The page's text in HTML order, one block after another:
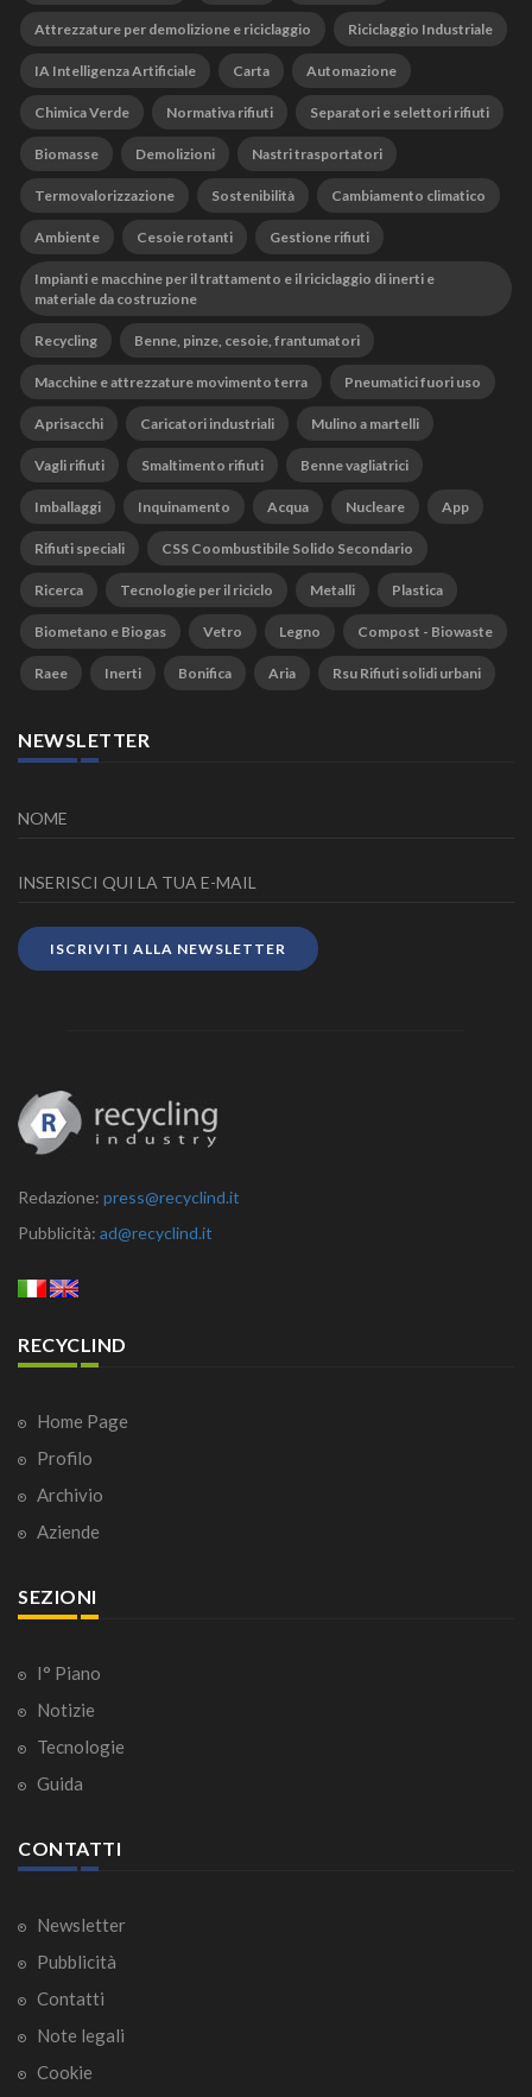
Attrezzature per demolizione e riciclaggio Riciclaggio Industriale
IA Intelligenza Artificiale Carta Automazione
Chimica Verde Normativa rifiuti Separatori e selettori rifiuti
Biomasse Demolizioni Nastri trasportatori
Termovalorizzazione Sostenibilità Cambiamento climatico
Ambiente Cesoie rotanti Gestione rifiuti
Impianti e macchine per il trattamento e il riciclaggio di inerti e
materiale da costruzione
Recycling Benne, pinze, cesoie, frantumatori
Macchine e attrezzature movimento terra Pneumatici fuori uso
Aprisacchi Caricatori industriali Mulino a martelli
Vagli rifiuti Smaltimento rifiuti Benne vagliatrici
Imballaggi Inquinamento Acqua Nucleare App
Rifiuti speciali CSS Coombustibile Solido Secondario
Ricerca Tecnologie per il riciclo Metalli Plastica
Biometano e Biogas Vetro Legno Compost - Biowaste
Raee Inerti Bonifica Aria Rsu Rifiuti solidi urbani
NEWSLETTER
ISCRIVITI ALLA NEWSLETTER
Redazione: press@recyclind.it
Pubblicità: ad@recyclind.it
RECYCLIND
Home Page
Profilo
Archivio
Aziende
SEZIONI
I° Piano
Notizie
Tecnologie
Guida
CONTATTI
Newsletter
Pubblicità
Contatti
Note legali
Cookie